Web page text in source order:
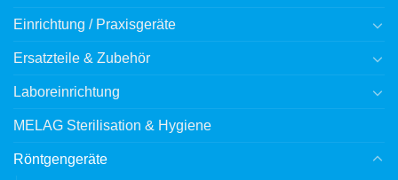
Einrichtung / Praxisgeräte
Ersatzteile & Zubehör
Laboreinrichtung
MELAG Sterilisation & Hygiene
Röntgengeräte